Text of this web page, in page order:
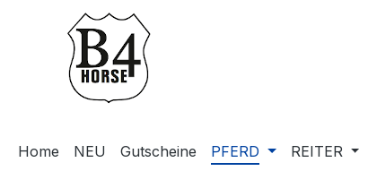
Hauptinhalt springen
Zur Suche springen
Zur Hauptnavigation springen
Home NEU Gutscheine PFERD REITER